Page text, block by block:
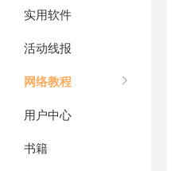
实用软件
活动线报
网络教程
用户中心
书籍